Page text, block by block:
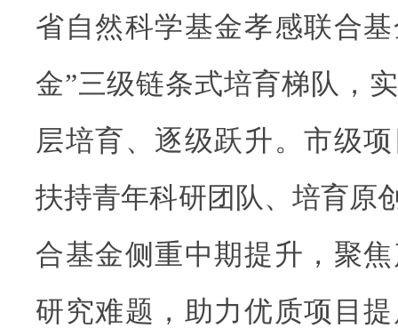
省自然科学基金孝感联合
金”三级链条式培育梯队，
层培育、逐级跃升。市级
扶持青年科研团队、培育原
合基金侧重中期提升，聚
研究难题，助力优质项目